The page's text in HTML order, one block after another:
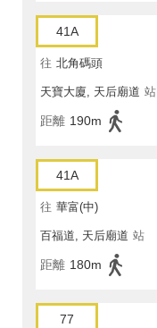
41A
往 北角碼頭
天寶大廈, 天后廟道 站
距離 190m
41A
往 華富(中)
百福道, 天后廟道 站
距離 180m
77